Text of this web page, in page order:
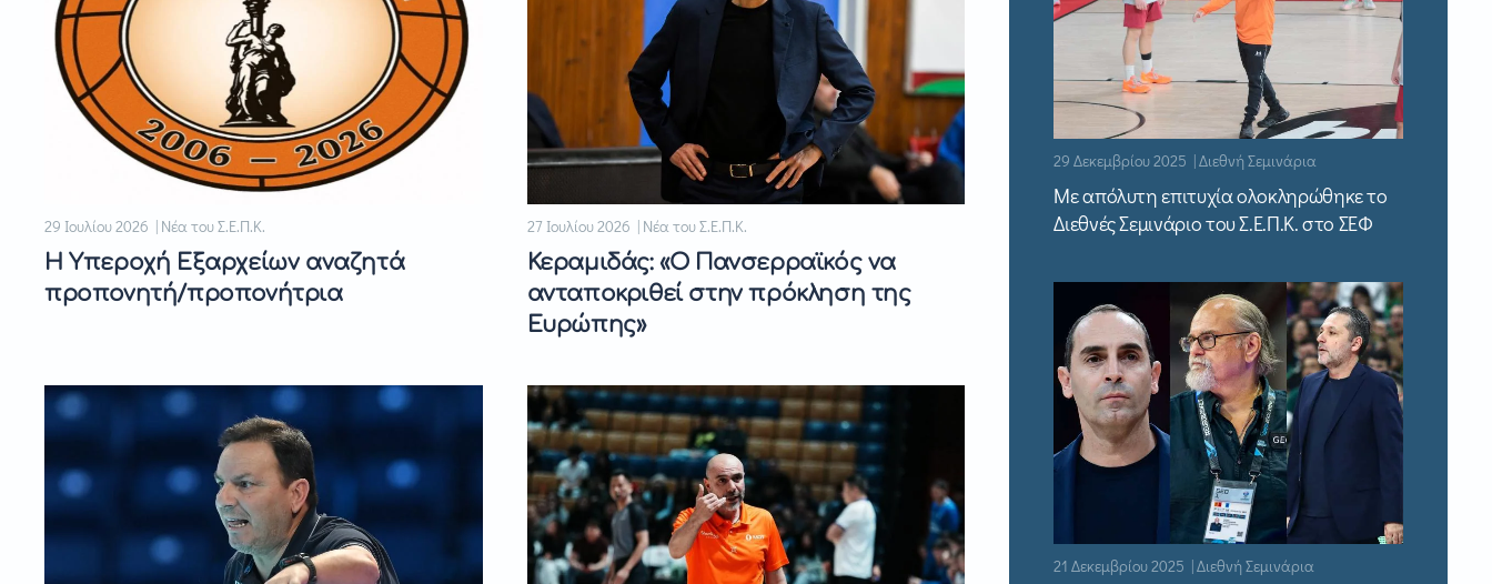
29 Ιουλίου 2026 | Νέα του Σ.Ε.Π.Κ.
Η Υπεροχή Εξαρχείων αναζητά
προπονητή/προπονήτρια
27 Ιουλίου 2026 | Νέα του Σ.Ε.Π.Κ.
Κεραμιδάς: «Ο Πανσερραϊκός να
ανταποκριθεί στην πρόκληση της
Ευρώπης»
29 Δεκεμβρίου 2025 | Διεθνή Σεμινάρια
Με απόλυτη επιτυχία ολοκληρώθηκε το
Διεθνές Σεμινάριο του Σ.Ε.Π.Κ. στο ΣΕΦ
21 Δεκεμβρίου 2025 | Διεθνή Σεμινάρια